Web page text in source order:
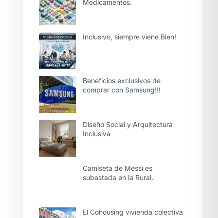
Medicamentos.
Inclusivo, siempre viene Bien!
Beneficios exclusivos de
comprar con Samsung!!!
Diseño Social y Arquitectura
Inclusiva
Camiseta de Messi es
subastada en la Rural.
El Cohousing vivienda colectiva